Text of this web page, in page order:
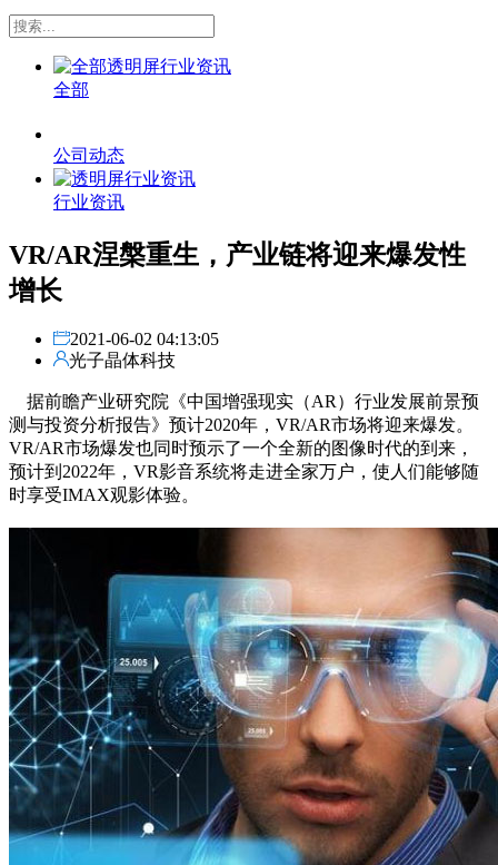
全部
公司动态
行业资讯
VR/AR涅槃重生，产业链将迎来爆发性
增长
2021-06-02 04:13:05
光子晶体科技
据前瞻产业研究院《中国增强现实（AR）行业发展前景预
测与投资分析报告》预计2020年，VR/AR市场将迎来爆发。
VR/AR市场爆发也同时预示了一个全新的图像时代的到来，
预计到2022年，VR影音系统将走进全家万户，使人们能够随
时享受IMAX观影体验。